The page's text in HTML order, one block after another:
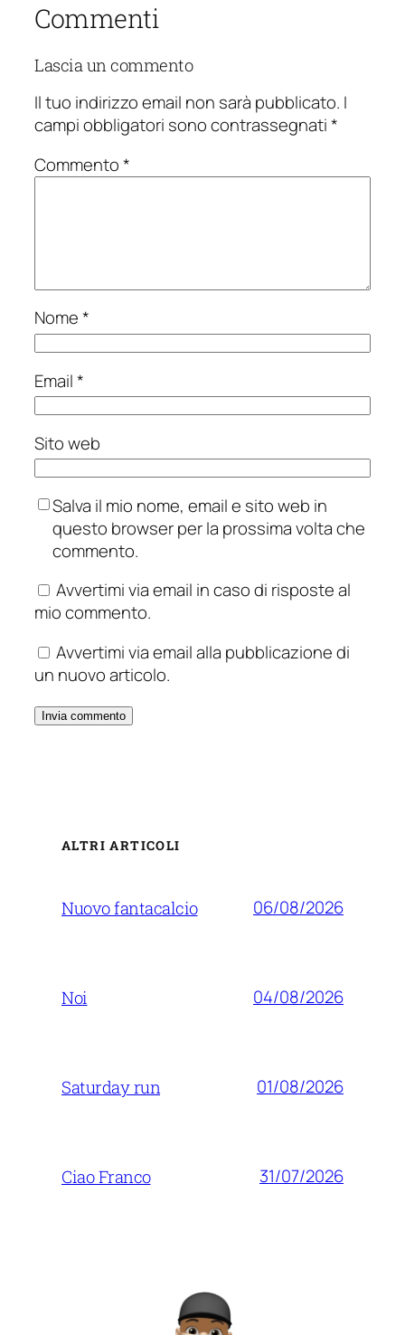
Commenti
Lascia un commento
Il tuo indirizzo email non sarà pubblicato. I
campi obbligatori sono contrassegnati*
Commento*
Nome*
Email*
Sito web
Salva il mio nome, email e sito web in
questo browser per la prossima volta che
commento.
Avvertimi via email in caso di risposte al
mio commento.
Avvertimi via email alla pubblicazione di
un nuovo articolo.
ALTRI ARTICOLI
Nuovo fantacalcio 06/08/2026
Noi 04/08/2026
Saturday run 01/08/2026
Ciao Franco 31/07/2026